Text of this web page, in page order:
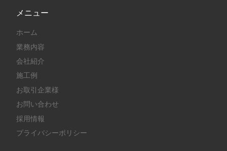
メニュー
ホーム
業務内容
会社紹介
施工例
お取引企業様
お問い合わせ
採用情報
プライバシーポリシー